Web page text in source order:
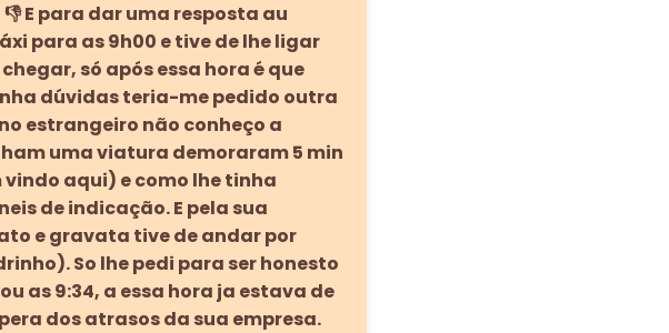
E para dar uma resposta au
para as 9h00 e tive de lhe ligar
só após essa hora é que
dúvidas teria-me pedido outra
estrangeiro não conheço a
uma viatura demoraram 5 min
aqui) e como lhe tinha
de indicação. E pela sua
e gravata tive de andar por
So lhe pedi para ser honesto
as 9:34, a essa hora ja estava de
dos atrasos da sua empresa.